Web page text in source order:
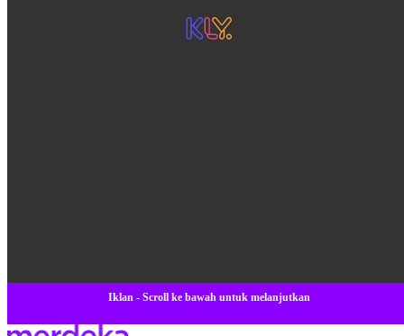
Iklan - Scroll ke bawah untuk melanjutkan